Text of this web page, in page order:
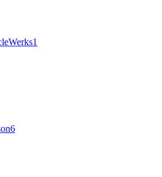
1
6